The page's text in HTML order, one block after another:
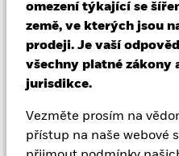
omezení týkající se
země, ve kterých jsou
prodeji. Je vaší
všechny platné zákony
jurisdikce.
Vezměte prosím na
přístup na naše webové
Důležité informace:
příjmů z nich může klesat i
nemusí získat zpět částku,
Důležité informace:Důležité
investice a výnos z ní se
jako akcie a nakupují a
mohou lišit od čisté hodnoty
hlavními riziky spojenými s